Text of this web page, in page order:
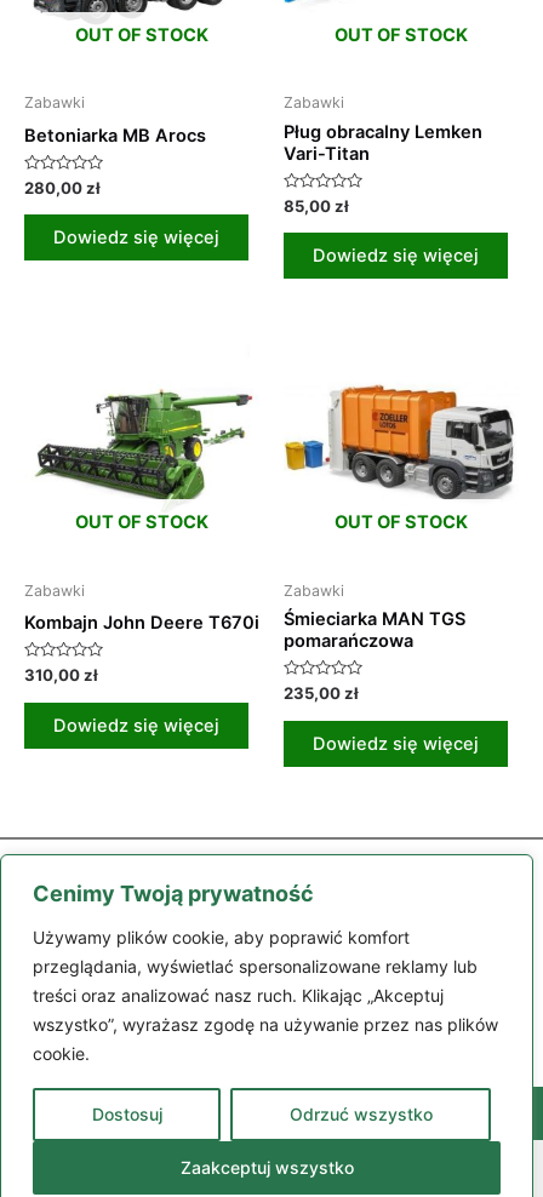
Cenimy Twoją prywatność
Używamy plików cookie, aby poprawić komfort
przeglądania, wyświetlać spersonalizowane reklamy lub
treści oraz analizować nasz ruch. Klikając „Akceptuj
wszystko”, wyrażasz zgodę na używanie przez nas plików
cookie.
Dostosuj Odrzuć wszystko
Zaakceptuj wszystko
OUT OF STOCK
Zabawki
Betoniarka MB Arocs
Oceniono
0
na
280,00zł
Dowiedz się więcej
OUT OF STOCK
Zabawki
Pług obracalny Lemken
Vari-Titan
Oceniono
0
na
85,00zł
Dowiedz się więcej
OUT OF STOCK
Zabawki
Kombajn John Deere T670i
Oceniono
0
na
310,00zł
Dowiedz się więcej
OUT OF STOCK
Zabawki
Śmieciarka MAN TGS
pomarańczowa
Oceniono
0
na
235,00zł
Dowiedz się więcej
Części Maszyny Moje konto Zamówienie
Regulamin
Kontakt
98-200 Sieradz, ul. Polskiej Organizacji Wojskowej 132
© Camara Polska 2024 | Strona wykorzystuje pliki cookies |
Realizacja: LiderOnline